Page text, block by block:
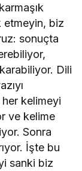
etmeyin, biz
sonuçta
Dili
kelimeyi
ve kelime
Sonra
İşte bu
sanki biz